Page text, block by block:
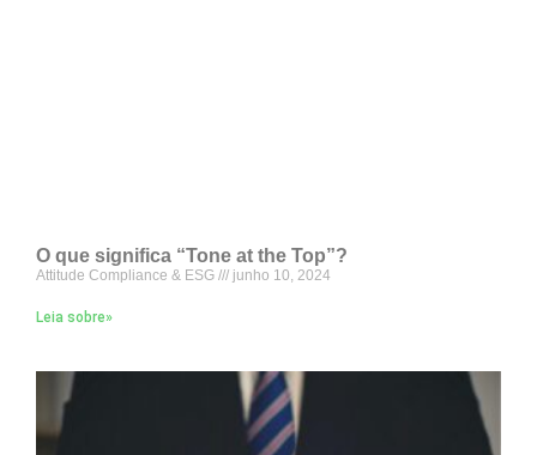
O que significa “Tone at the Top”?
Attitude Compliance & ESG junho 10, 2024
Leia sobre»